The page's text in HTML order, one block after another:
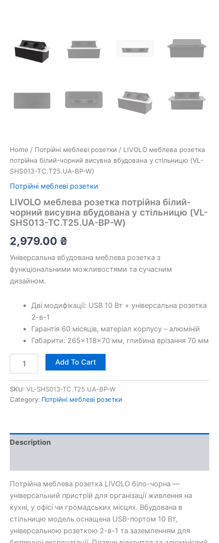
Home / Потрійні меблеві розетки / LIVOLO меблева розетка
потрійна білий-чорний висувна вбудована у стільницю (VL-
SHS013-TC.T25.UA-BP-W)
Потрійні меблеві розетки
LIVOLO меблева розетка потрійна білий-
чорний висувна вбудована у стільницю (VL-
SHS013-TC.T25.UA-BP-W)
2,979.00 ₴
Універсальна вбудована меблева розетка з
функціональними можливостями та сучасним
дизайном.
Дві модифікації: USB 10 Вт + універсальна розетка
2-в-1
Гарантія 60 місяців, матеріал корпусу – алюміній
Габарити: 265×118×70 мм, глибина врізання 70 мм
Add To Cart
SKU: VL-SHS013-TC.T25.UA-BP-W
Category: Потрійні меблеві розетки
Description
Потрійна меблева розетка LIVOLO біло-чорна —
універсальний пристрій для організації живлення на
кухні, у офісі чи громадських місцях. Вбудована в
стільницю модель оснащена USB-портом 10 Вт,
універсальною розеткою 2-в-1 та заземленням для